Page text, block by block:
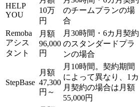
HELP
YOU
10万
円
のチームプランの場
合
Remoba
アシス
タント
月額
96,000
円
月30時間・6カ月契約
のスタンダードプラ
ンの場合
StepBase
月額
47,300
円～
月10時間。契約期間
によって異なり、1カ
月契約の場合は月額
55,000円